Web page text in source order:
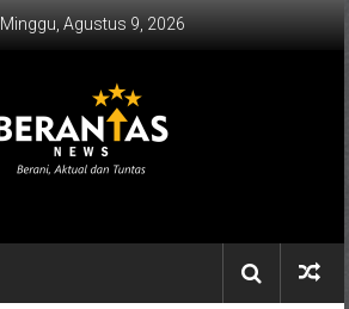
Minggu, Agustus 9, 2026